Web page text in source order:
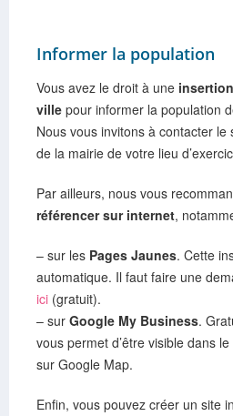
Informer la population
Vous avez le droit à une
ville pour informer la population
Nous vous invitons à contacter le
de la mairie de votre lieu
Par ailleurs, nous vous
référencer sur internet,
– sur les Pages Jaunes. Cette
automatique. Il faut faire une
ici (gratuit).
– sur Google My Business.
vous permet d’être visible dans
sur Google Map.
Enfin, vous pouvez créer un site